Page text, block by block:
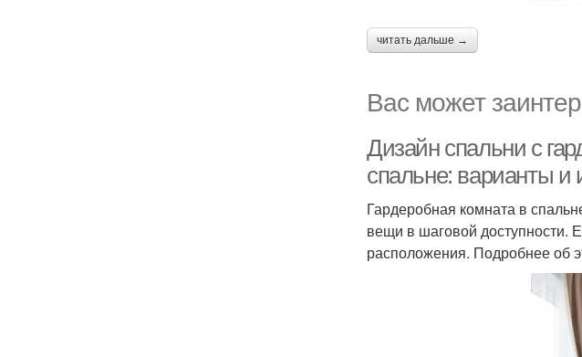
читать дальше →
Вас может
Дизайн спальни с
спальне: варианты и
Гардеробная комната в
вещи в шаговой доступности.
расположения. Подробнее об